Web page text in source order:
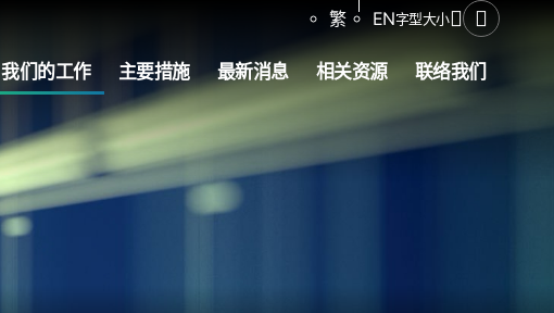
繁 EN字型大小分享打开搜寻
我们的工作 主要措施 最新消息 相关资源 联络我们